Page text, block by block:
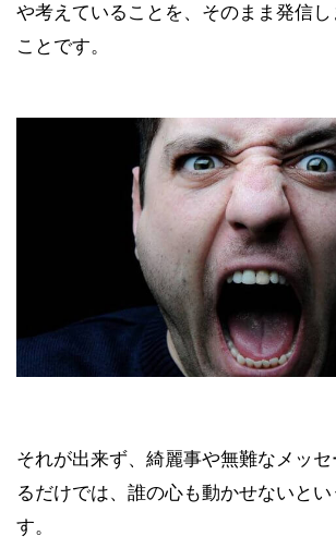
や考えていることを、そのまま発信し
ことです。
それが出来ず、綺麗事や無難なメッ
るだけでは、誰の心も動かせないと
す。